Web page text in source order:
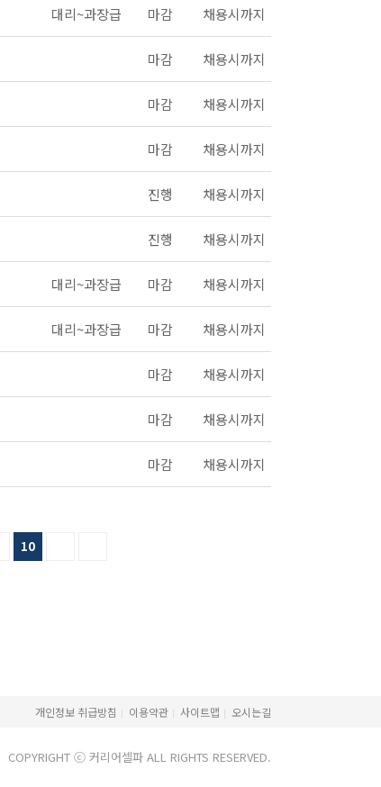
대리~과장급 마감 채용시까지
마감 채용시까지
마감 채용시까지
마감 채용시까지
진행 채용시까지
진행 채용시까지
대리~과장급 마감 채용시까지
대리~과장급 마감 채용시까지
마감 채용시까지
마감 채용시까지
마감 채용시까지
10
개인정보 취급방침 이용약관 사이트맵 오시는길
COPYRIGHT ⓒ 커리어셀파 ALL RIGHTS RESERVED.